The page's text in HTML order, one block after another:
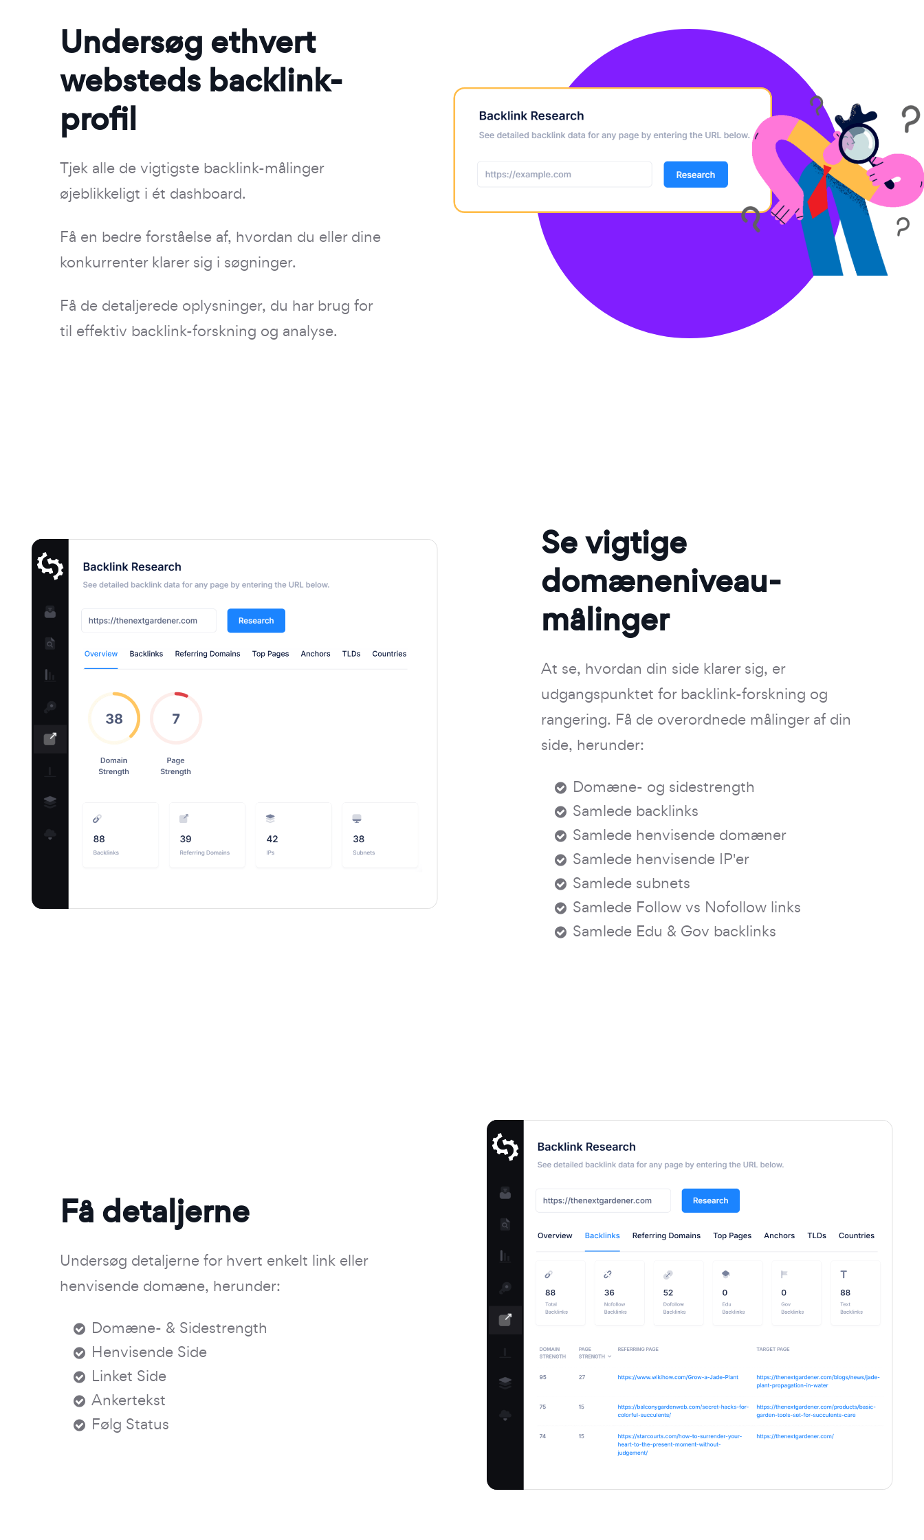
Undersøg ethvert
websteds backlink-
profil
Tjek alle de vigtigste backlink-målinger
øjeblikkeligt i ét dashboard.
Få en bedre forståelse af, hvordan du eller dine
konkurrenter klarer sig i søgninger.
Få de detaljerede oplysninger, du har brug for
til effektiv backlink-forskning og analyse.
Se vigtige
domæneniveau-
målinger
At se, hvordan din side klarer sig, er
udgangspunktet for backlink-forskning og
rangering. Få de overordnede målinger af din
side, herunder:
Domæne- og sidestrength
Samlede backlinks
Samlede henvisende domæner
Samlede henvisende IP'er
Samlede subnets
Samlede Follow vs Nofollow links
Samlede Edu & Gov backlinks
Få detaljerne
Undersøg detaljerne for hvert enkelt link eller
henvisende domæne, herunder:
Domæne- & Sidestrength
Henvisende Side
Linket Side
Ankertekst
Følg Status